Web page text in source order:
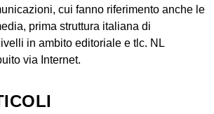
cui fanno riferimento anche le
prima struttura italiana di
in ambito editoriale e tlc. NL
via Internet.